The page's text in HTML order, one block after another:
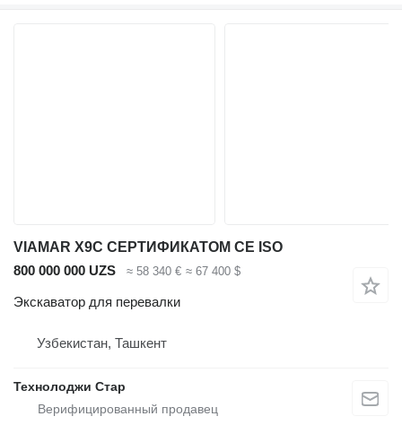
VIAMAR X9С СЕРТИФИКАТОМ CE ISO
800 000 000 UZS
≈ 58 340 € ≈ 67 400 $
Экскаватор для перевалки
Узбекистан, Ташкент
Технолоджи Стар